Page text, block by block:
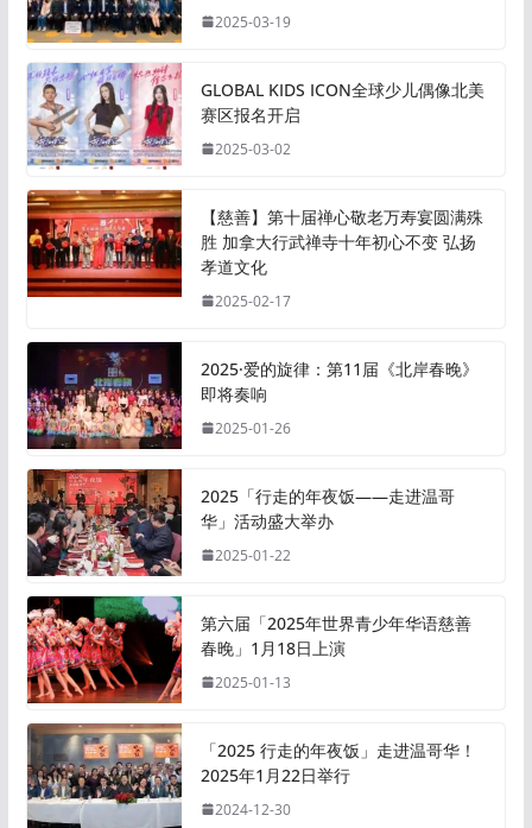
2025-03-19
GLOBAL KIDS ICON全球少儿偶像北美
赛区报名开启
2025-03-02
【慈善】第十届禅心敬老万寿宴圆满殊
胜 加拿大行武禅寺十年初心不变 弘扬
孝道文化
2025-02-17
2025·爱的旋律：第11届《北岸春晚》
即将奏响
2025-01-26
2025「行走的年夜饭——走进温哥
华」活动盛大举办
2025-01-22
第六届「2025年世界青少年华语慈善
春晚」1月18日上演
2025-01-13
「2025 行走的年夜饭」走进温哥华！
2025年1月22日举行
2024-12-30